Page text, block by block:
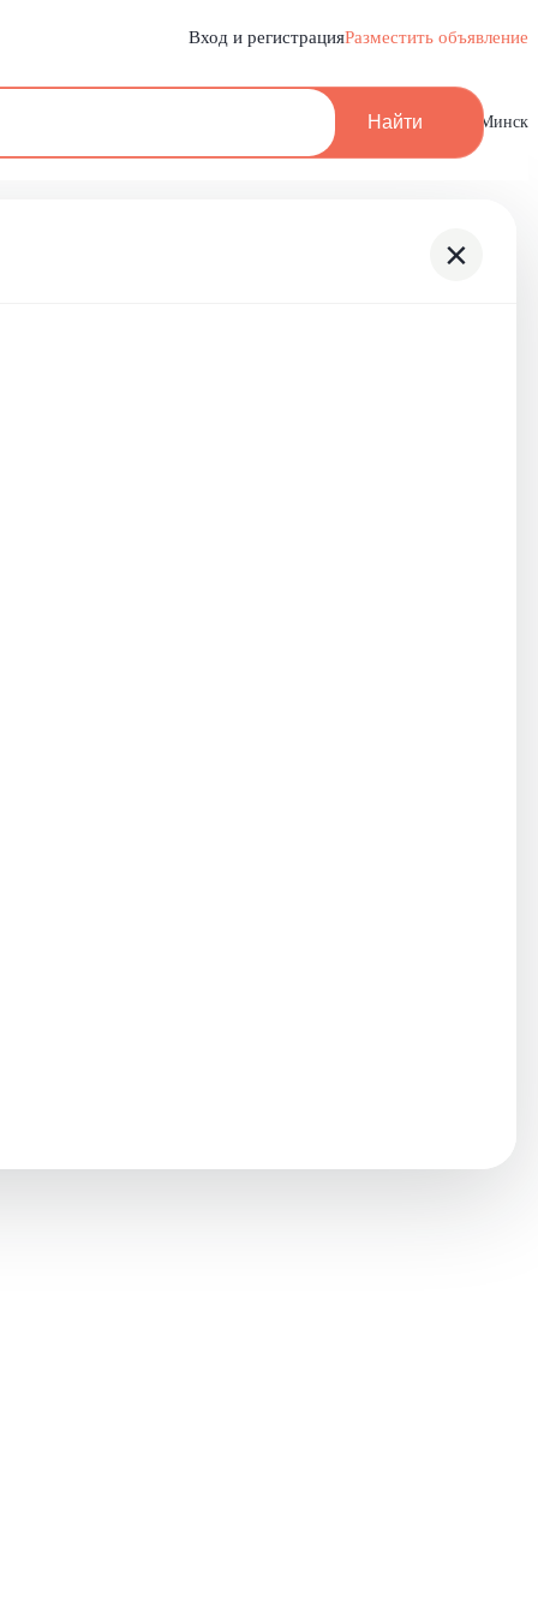
Вход и регистрацияРазместить объявление
Найти Минск
×